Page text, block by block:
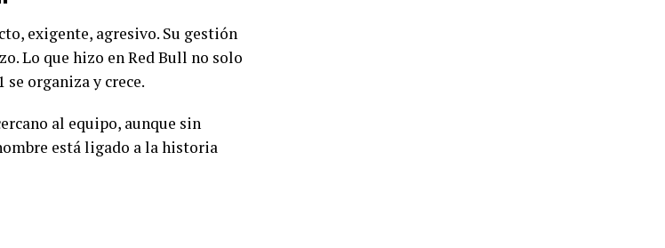
exigente, agresivo. Su gestión
Lo que hizo en Red Bull no solo
organiza y crece.
al equipo, aunque sin
está ligado a la historia